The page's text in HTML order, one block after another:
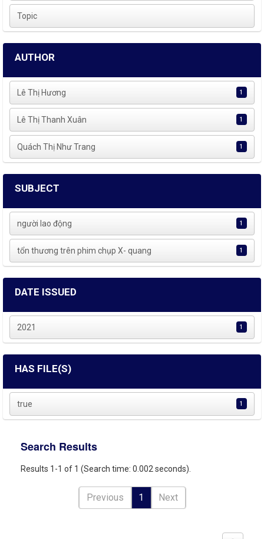
Topic
AUTHOR
Lê Thị Hương 1
Lê Thị Thanh Xuân 1
Quách Thị Như Trang 1
SUBJECT
người lao động 1
tổn thương trên phim chụp X- quang 1
DATE ISSUED
2021 1
HAS FILE(S)
true 1
Search Results
Results 1-1 of 1 (Search time: 0.002 seconds).
Previous 1 Next